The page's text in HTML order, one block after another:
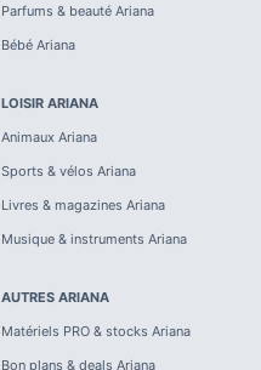
Parfums & beauté Ariana
Bébé Ariana
LOISIR ARIANA
Animaux Ariana
Sports & vélos Ariana
Livres & magazines Ariana
Musique & instruments Ariana
AUTRES ARIANA
Matériels PRO & stocks Ariana
Bon plans & deals Ariana